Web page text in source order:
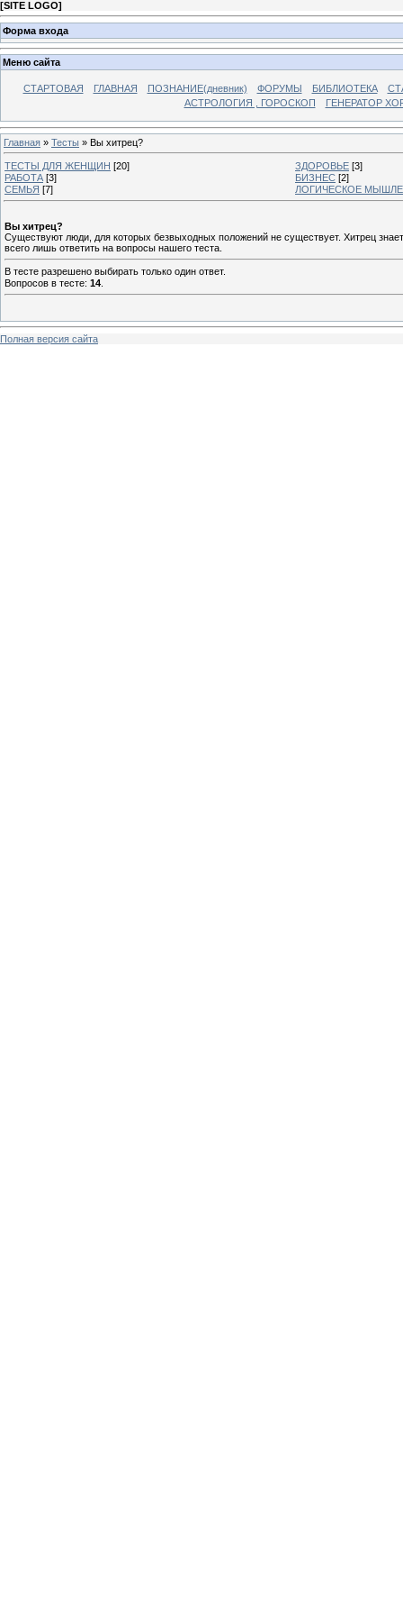
[SITE LOGO]
Форма входа
Меню сайта
СТАРТОВАЯ ГЛАВНАЯ ПОЗНАНИЕ(дневник) ФОРУМЫ БИБЛИОТЕКА
АСТРОЛОГИЯ , ГОРОСКОП
ГЕНЕРАТОР
Главная » Тесты » Вы хитрец?
ТЕСТЫ ДЛЯ ЖЕНЩИН [20] ЗДОРОВЬЕ [3]
РАБОТА [3] БИЗНЕС [2]
СЕМЬЯ [7] ЛОГИЧЕСКОЕ
Вы хитрец?
Существуют люди, для которых безвыходных положений не существует. Хитрец
всего лишь ответить на вопросы нашего теста.
В тесте разрешено выбирать только один ответ.
Вопросов в тесте: 14
Полная версия сайта